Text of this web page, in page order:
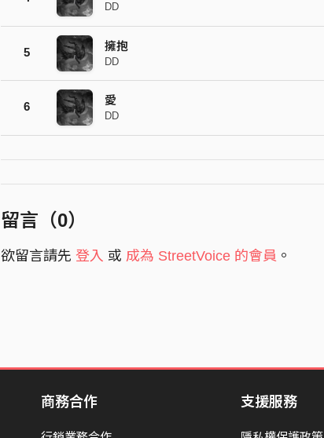
DD
5 擁抱
DD
6 愛
DD
留言（0）
欲留言請先 登入 或 成為 StreetVoice 的會員 。
商務合作 支援服務